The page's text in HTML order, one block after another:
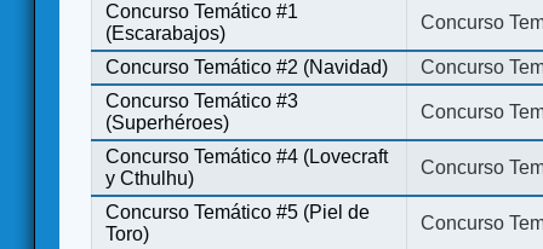
Concurso Temático #1
(Escarabajos)
Concurso
Concurso Temático #2 (Navidad)
Concurso
Concurso Temático #3
(Superhéroes)
Concurso
Concurso Temático #4 (Lovecraft
y Cthulhu)
Concurso
Concurso Temático #5 (Piel de
Toro)
Concurso